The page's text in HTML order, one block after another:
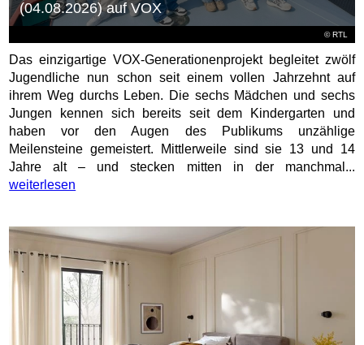
©RTL
(04.08.2026) auf VOX
Das einzigartige VOX-Generationenprojekt begleitet zwölf
Jugendliche nun schon seit einem vollen Jahrzehnt auf
ihrem Weg durchs Leben. Die sechs Mädchen und sechs
Jungen kennen sich bereits seit dem Kindergarten und
haben vor den Augen des Publikums unzählige
Meilensteine gemeistert. Mittlerweile sind sie 13 und 14
Jahre alt – und stecken mitten in der manchmal...
weiterlesen